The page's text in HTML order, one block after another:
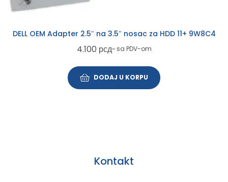
DELL OEM Adapter 2.5″ na 3.5″ nosac za HDD 11+ 9W8C4
4.100 рсд~ sa PDV-om
DODAJ U KORPU
Kontakt